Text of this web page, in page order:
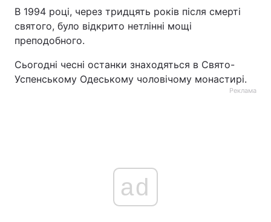
В 1994 році, через тридцять років після смерті
святого, було відкрито нетлінні мощі
преподобного.
Сьогодні чесні останки знаходяться в Свято-
Успенському Одеському чоловічому монастирі.
Реклама
ad